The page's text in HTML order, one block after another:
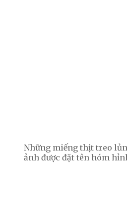
Những miếng thịt treo
ảnh được đặt tên hóm